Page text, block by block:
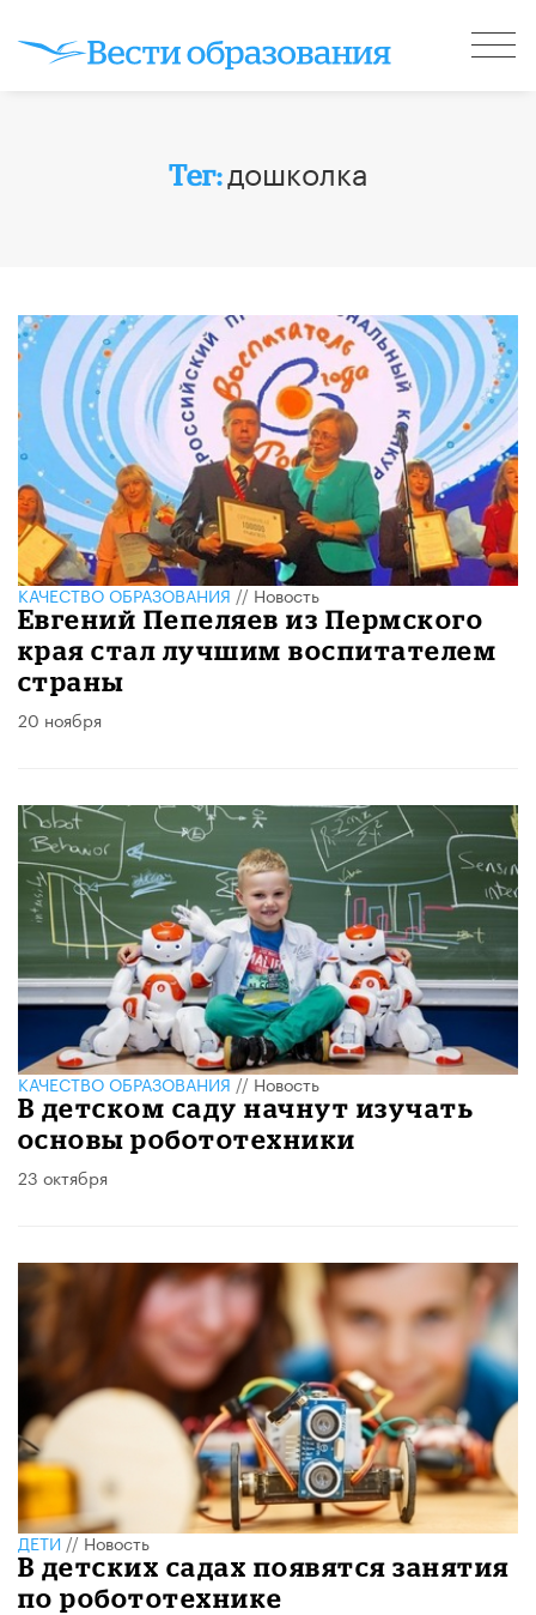
Тег:дошколка
КАЧЕСТВО ОБРАЗОВАНИЯ//Новость
Евгений Пепеляев из Пермского
края стал лучшим воспитателем
страны
20 ноября
КАЧЕСТВО ОБРАЗОВАНИЯ//Новость
В детском саду начнут изучать
основы робототехники
23 октября
ДЕТИ//Новость
В детских садах появятся занятия
по робототехнике